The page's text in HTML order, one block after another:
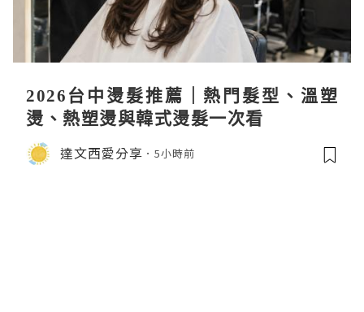
2026台中燙髮推薦｜熱門髮型、溫塑
燙、熱塑燙與韓式燙髮一次看
達文西愛分享 5小時前